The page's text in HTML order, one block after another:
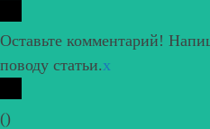
Оставьте комментарий!
поводу статьи.x
()